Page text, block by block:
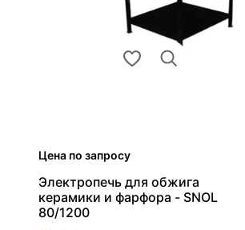
Цена по запросу
Электропечь для обжига
керамики и фарфора - SNOL
80/1200